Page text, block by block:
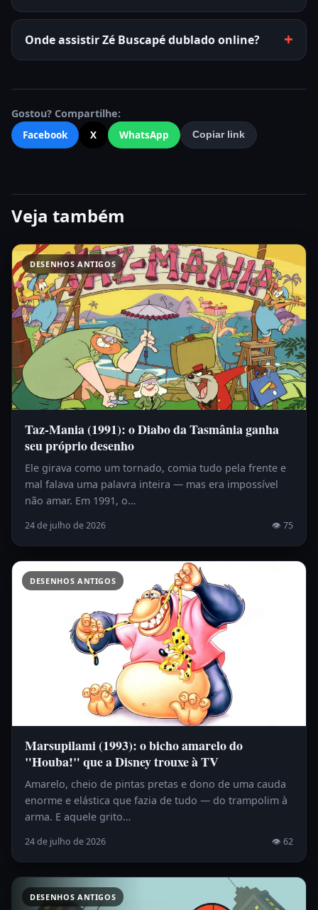
Onde assistir Zé Buscapé dublado online?
Gostou? Compartilhe:
Facebook
X WhatsApp Copiar link
Veja também
DESENHOS ANTIGOS
Taz-Mania (1991): o Diabo da Tasmânia ganha
seu próprio desenho
Ele girava como um tornado, comia tudo pela frente e
mal falava uma palavra inteira — mas era impossível
não amar. Em 1991, o…
24 de julho de 2026 👁 75
DESENHOS ANTIGOS
Marsupilami (1993): o bicho amarelo do
"Houba!" que a Disney trouxe à TV
Amarelo, cheio de pintas pretas e dono de uma cauda
enorme e elástica que fazia de tudo — do trampolim à
arma. E aquele grito…
24 de julho de 2026 👁 62
DESENHOS ANTIGOS